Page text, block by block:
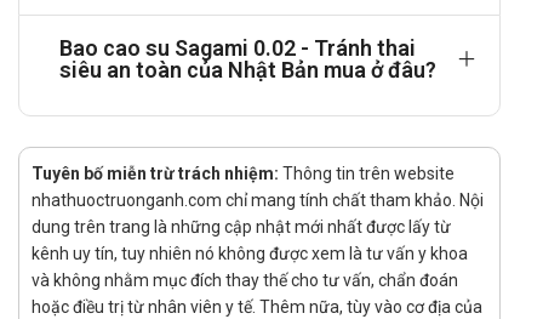
Sagami 0.02
Chỉ sử dụng bao cao su một lần.
Không được ném bao vào bồn cầu vì nó có thể làm tắc bồn
cầu.
Luôn đọc kỹ thông tin in trên bao bì. Sử dụng theo hướng dẫn.
Tác dụng phụ của Bao cao su Sagami
0.02
Bao cao su Sagami 0.02 - Tránh thai
siêu an toàn của Nhật Bản mua ở đâu?
Tuyên bố miễn trừ trách nhiệm: Thông tin trên website
nhathuoctruonganh.com chỉ mang tính chất tham khảo. Nội
dung trên trang là những cập nhật mới nhất được lấy từ
kênh uy tín, tuy nhiên nó không được xem là tư vấn y khoa
và không nhằm mục đích thay thế cho tư vấn, chẩn đoán
hoặc điều trị từ nhân viên y tế. Thêm nữa, tùy vào cơ địa của